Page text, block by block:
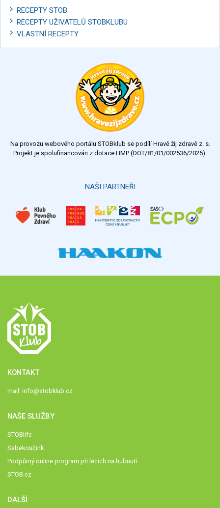
RECEPTY STOB
RECEPTY UŽIVATELŮ STOBKLUBU
VLASTNÍ RECEPTY
Na provozu webového portálu STOBklub se podílí Hravě žij zdravě z. s.
Projekt je spolufinancován z dotace HMP (DOT/81/01/002536/2025).
NAŠI PARTNEŘI
KONTAKT
mail: info@stobklub.cz
NAŠE SLUŽBY
STOBlife
Sebekoučink
Podpůrný online program při lécích na hubnutí
STOB.cz
DALŠÍ